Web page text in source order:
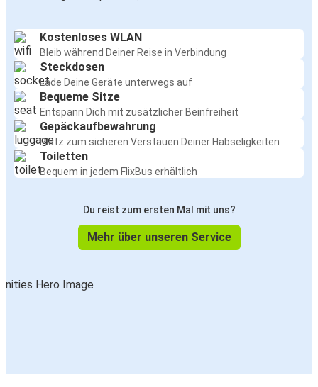
Kostenloses WLAN
Bleib während Deiner Reise in Verbindung
Steckdosen
Lade Deine Geräte unterwegs auf
Bequeme Sitze
Entspann Dich mit zusätzlicher Beinfreiheit
Gepäckaufbewahrung
Platz zum sicheren Verstauen Deiner Habseligkeiten
Toiletten
Bequem in jedem FlixBus erhältlich
Du reist zum ersten Mal mit uns?
Mehr über unseren Service